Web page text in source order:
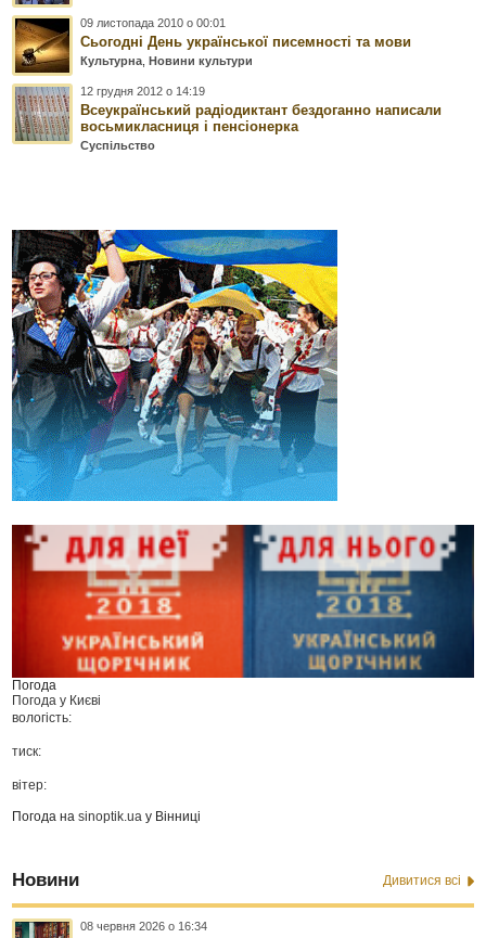
09 листопада 2010 о 00:01
Сьогодні День української писемності та мови
Культурна ,Новини культури
12 грудня 2012 о 14:19
Всеукраїнський радіодиктант бездоганно написали
восьмикласниця і пенсіонерка
Суспільство
Погода
Погода у Києві
вологість:
тиск:
вітер:
Погода наsinoptik.ua у Вінниці
Новини Дивитися всі
08 червня 2026 о 16:34